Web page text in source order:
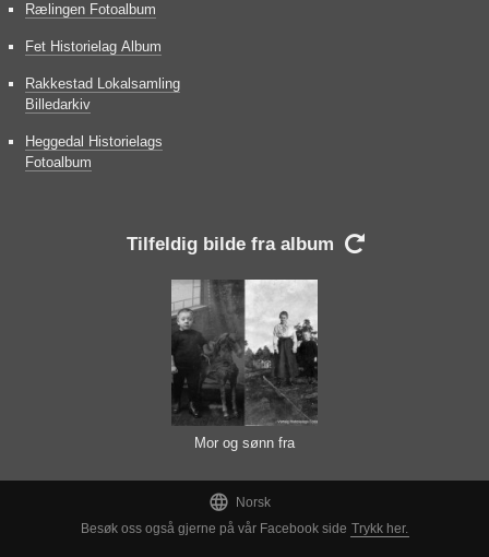
Rælingen Fotoalbum
Fet Historielag Album
Rakkestad Lokalsamling
Billedarkiv
Heggedal Historielags
Fotoalbum
Tilfeldig bilde fra album 
Mor og sønn fra

Norsk
Besøk oss også gjerne på vår Facebook side Trykk her.